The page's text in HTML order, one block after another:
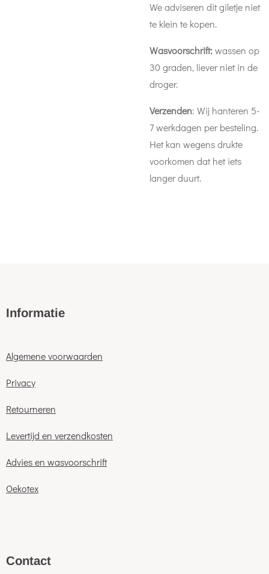
We adviseren dit giletje niet
te klein te kopen.
Wasvoorschrift:wassen op
30 graden, liever niet in de
droger.
Verzenden: Wij hanteren 5-
7 werkdagen per besteling.
Het kan wegens drukte
voorkomen dat het iets
langer duurt.
Informatie
Algemene voorwaarden
Privacy
Retourneren
Levertijd en verzendkosten
Advies en wasvoorschrift
Oekotex
Contact